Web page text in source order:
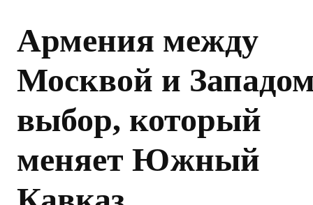
Армения между
Москвой и
выбор, который
меняет Южный